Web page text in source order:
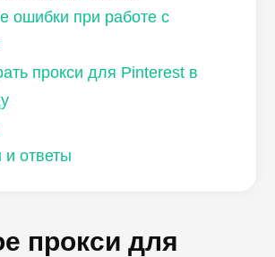
ошибки при работе с
прокси для Pinterest в
ответы
прокси для